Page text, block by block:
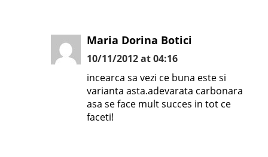
Maria Dorina Botici
10/11/2012 at 04:16
incearca sa vezi ce buna este si
varianta asta.adevarata carbonara
asa se face mult succes in tot ce
faceti!